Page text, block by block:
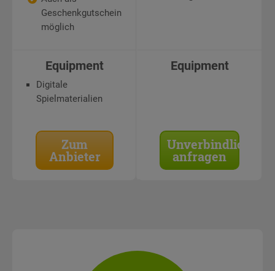
Geschenkgutschein
möglich
Equipment
Digitale
Spielmaterialien
Equipment
Zum
Anbieter
Unverbindlich
anfragen